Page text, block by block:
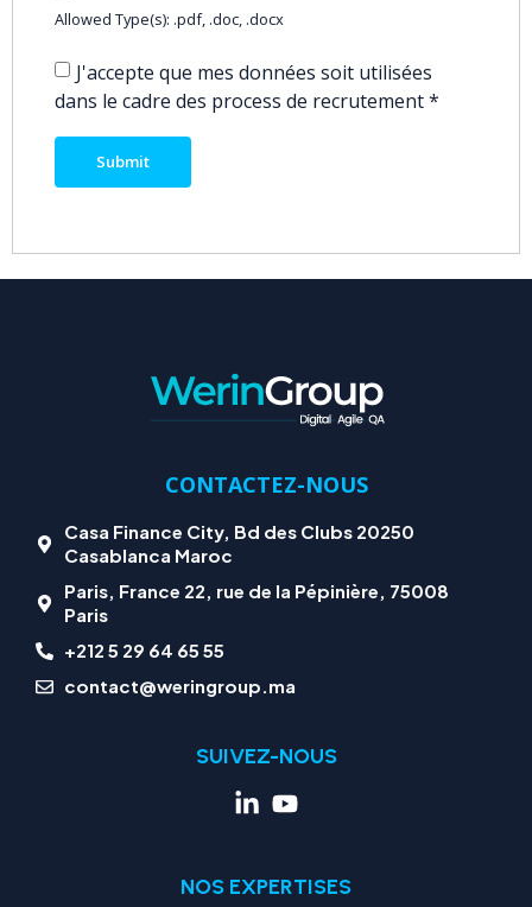
Allowed Type(s): .pdf, .doc, .docx
J'accepte que mes données soit utilisées
dans le cadre des process de recrutement*
CONTACTEZ-NOUS
Casa Finance City, Bd des Clubs 20250
Casablanca Maroc
Paris, France 22, rue de la Pépinière, 75008
Paris
+212 5 29 64 65 55
contact@weringroup.ma
SUIVEZ-NOUS
NOS EXPERTISES